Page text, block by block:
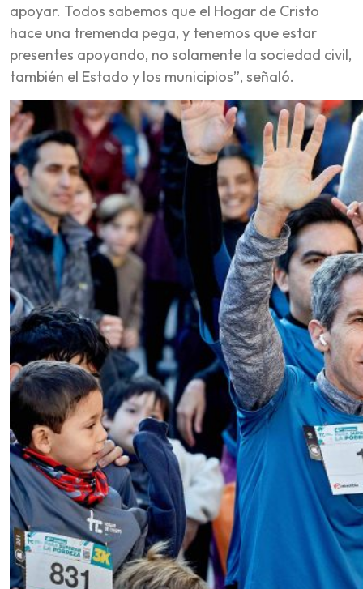
apoyar. Todos sabemos que el Hogar de Cristo
hace una tremenda pega, y tenemos que estar
presentes apoyando, no solamente la sociedad civil,
también el Estado y los municipios”, señaló.